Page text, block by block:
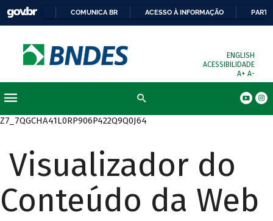
COMUNICA BR ACESSO À INFORMAÇÃO
ENGLISH
ACESSIBILIDADE
A+ A-
Z7_7QGCHA41L0RP906P422Q9Q0J64
Visualizador do
Conteúdo da Web